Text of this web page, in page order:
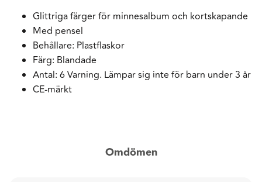
Glittriga färger för minnesalbum och kortskapande
Med pensel
Behållare: Plastflaskor
Färg: Blandade
Antal: 6 Varning. Lämpar sig inte för barn under 3 år
CE-märkt
Omdömen